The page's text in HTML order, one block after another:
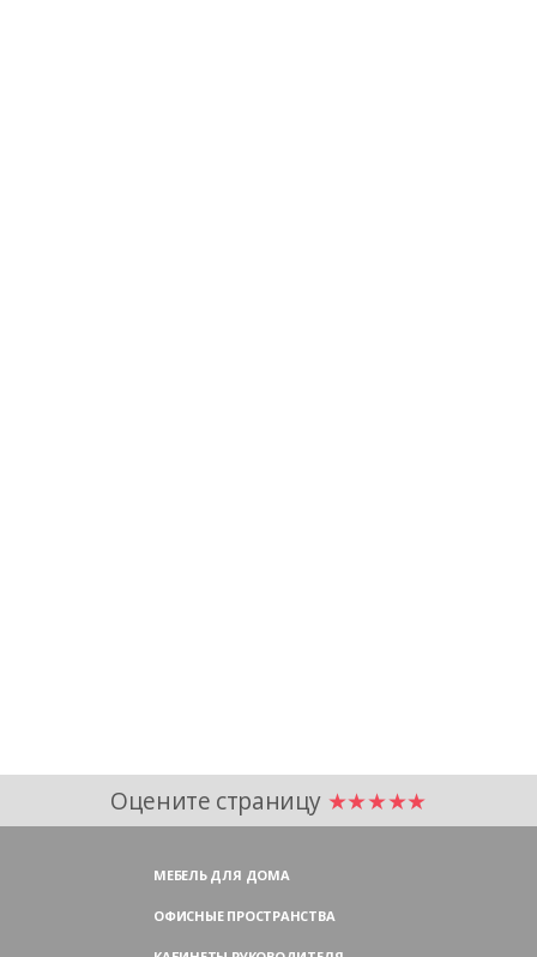
Оцените страницу ★★★★★
МЕБЕЛЬ ДЛЯ ДОМА
ОФИСНЫЕ ПРОСТРАНСТВА